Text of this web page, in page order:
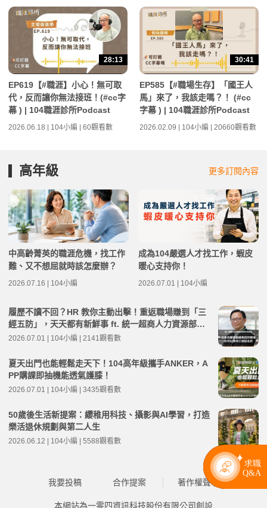
28:13
EP619【#職涯】小心！無可取
代，反而讓你無法接班！(#cc字
幕 ) | 104職涯診所Podcast
2026.06.18 | 104小編 | 60觀看數
30:41
EP585【#職場生存】「國王人
馬」來了，我該走嗎？！ (#cc
字幕 ) | 104職涯診所Podcast
2026.02.09 | 104小編 | 20660觀看數
高年級 更多訂閱內容
中高齡菁英的職涯危機，找工作
難、又不想屈就時該怎麼辦？
2026.07.16 | 104小編
成為104嚴選人才找工作，蝦皮
暖心支持你！
2026.07.01 | 104小編
履歷不讀不回？HR 教你主動出擊！重返職場賺到「三
經五防」，天天都有新鮮事 ft. 統一超商人力資源部經
理 林宸碩 | 高年級不打烊 x 用 AI 點亮第二人生 EP279
2026.07.01 | 104小編 | 2141觀看數
夏天出門也能輕鬆走天下！104高年級攜手ANKER，A
PP購課即抽機能透氣護膝！
2026.07.01 | 104小編 | 3435觀看數
50歲後生活新提案：纓稚用科技、攝影與AI學習，打造
樂活退休規劃與第二人生
2026.06.12 | 104小編 | 5588觀看數
我要投稿 合作提案 著作權聲明
本網站為一零四資訊科技股份有限公司創設